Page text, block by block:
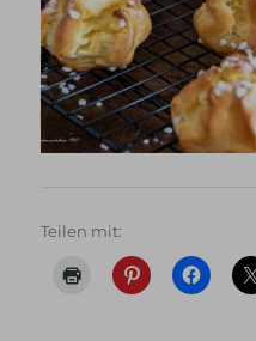
Teilen mit: